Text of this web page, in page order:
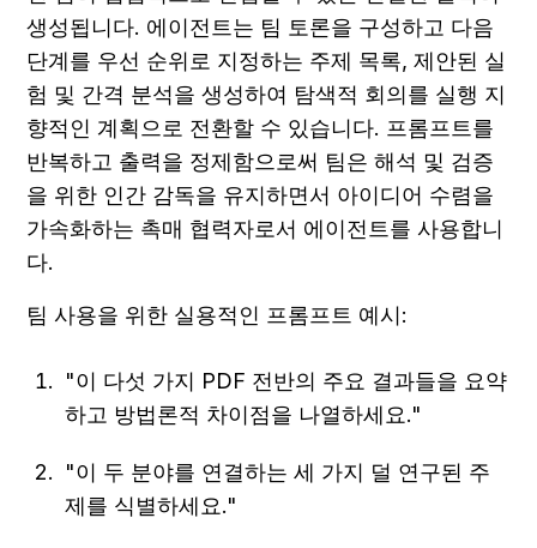
생성됩니다. 에이전트는 팀 토론을 구성하고 다음
단계를 우선 순위로 지정하는 주제 목록, 제안된 실
험 및 간격 분석을 생성하여 탐색적 회의를 실행 지
향적인 계획으로 전환할 수 있습니다. 프롬프트를
반복하고 출력을 정제함으로써 팀은 해석 및 검증
을 위한 인간 감독을 유지하면서 아이디어 수렴을
가속화하는 촉매 협력자로서 에이전트를 사용합니
다.
팀 사용을 위한 실용적인 프롬프트 예시:
"이 다섯 가지 PDF 전반의 주요 결과들을 요약
하고 방법론적 차이점을 나열하세요."
"이 두 분야를 연결하는 세 가지 덜 연구된 주
제를 식별하세요."